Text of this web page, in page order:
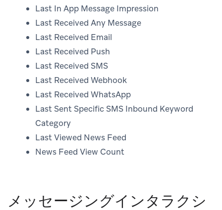
Last In App Message Impression
Last Received Any Message
Last Received Email
Last Received Push
Last Received SMS
Last Received Webhook
Last Received WhatsApp
Last Sent Specific SMS Inbound Keyword
Category
Last Viewed News Feed
News Feed View Count
メッセージングインタラクシ